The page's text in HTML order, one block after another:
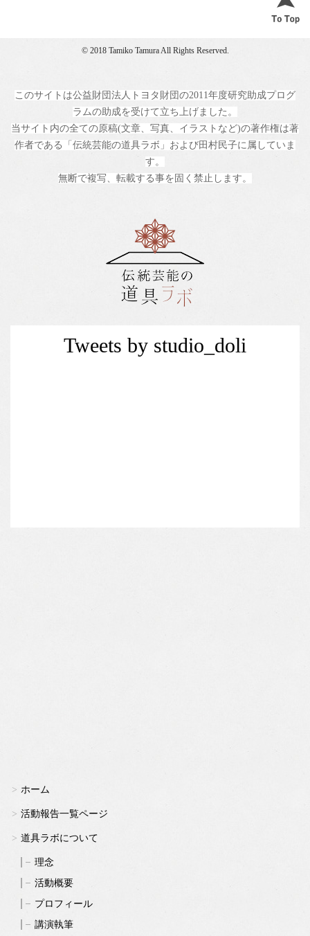
© 2018 Tamiko Tamura All Rights Reserved.
このサイトは公益財団法人トヨタ財団の2011年度研究助成プログ
ラムの助成を受けて立ち上げました。
当サイト内の全ての原稿(文章、写真、イラストなど)の著作権は著
作者である「伝統芸能の道具ラボ」および田村民子に属していま
す。
無断で複写、転載する事を固く禁止します。
Tweets by studio_doli
ホーム
活動報告一覧ページ
道具ラボについて
理念
活動概要
プロフィール
講演執筆